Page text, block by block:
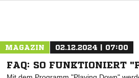
MAGAZIN 02.12.2024 | 07:00
FAQ: SO FUNKTIONIERT